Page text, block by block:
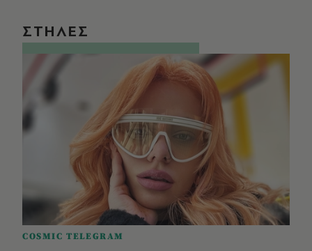
ΣΤΗΛΕΣ
COSMIC TELEGRAM